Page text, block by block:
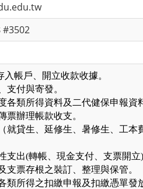
#3502
入帳戶、開立收款收據。
支付與寄發。
各類所得資料及二代健保申報資
票辦理帳款收支。
就貸生、延修生、暑修生、工本
支出(轉帳、現金支付、支票開立)
支票存根之裝訂、整理與保管。
類所得之扣繳申報及扣繳憑單發